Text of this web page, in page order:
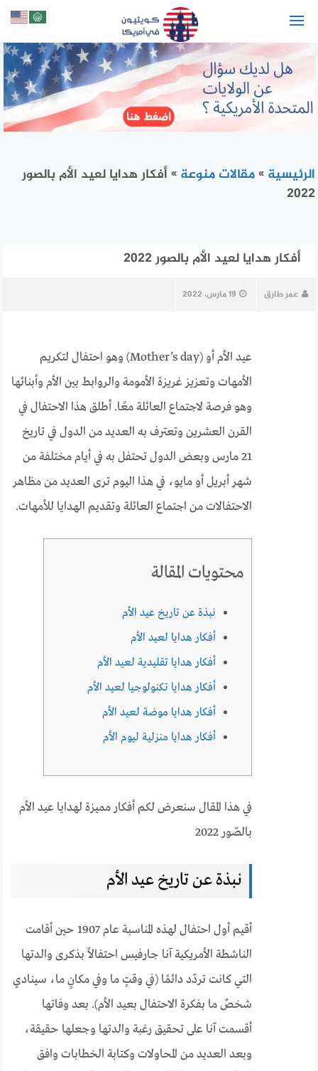
الرئيسية »مقالات منوعة »أفكار هدايا لعيد الأم بالصور
2022
أفكار هدايا لعيد الأم بالصور 2022
عمر طارق 19 مارس، 2022
عيد الأم أو (Mother’s day) وهو احتفال لتكريم
الأمهات وتعزيز غريزة الأمومة والروابط بين الأم وأبنائها
وهو فرصة لاجتماع العائلة معًا. أطلق هذا الاحتفال في
القرن العشرين وتعترف به العديد من الدول في تاريخ
21 مارس وبعض الدول تحتفل به في أيام مختلفة من
شهر أبريل أو مايو، في هذا اليوم ترى العديد من مظاهر
الاحتفالات من اجتماع العائلة وتقديم الهدايا للأمهات.
محتويات المقالة
نبذة عن تاريخ عيد الأم
أفكار هدايا لعيد الأم
أفكار هدايا تقليدية لعيد الأم
أفكار هدايا تكنولوجيا لعيد الأم
أفكار هدايا موضة لعيد الأم
أفكار هدايا منزلية ليوم الأم
في هذا المقال سنعرض لكم أفكار مميزة لهدايا عيد الأم
بالصّور 2022
نبذة عن تاريخ عيد الأم
أقيم أول احتفال لهذه المناسبة عام 1907 حين أقامت
الناشطة الأمريكية آنا جارفيس احتفالاً بذكرى والدتها
التي كانت تردّد دائمًا (في وقتٍ ما وفي مكانٍ ما، سينادي
شخصٌ ما بفكرة الاحتفال بعيد الأم). بعد وفاتها
أقسمت آنا على تحقيق رغبة والدتها وجعلها حقيقة،
وبعد العديد من المحاولات وكتابة الخطابات وافق